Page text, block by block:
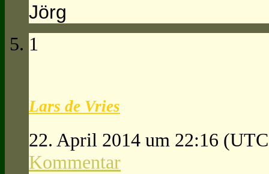
Jörg
1
Lars de Vries
22. April 2014 um 22:16
Kommentar